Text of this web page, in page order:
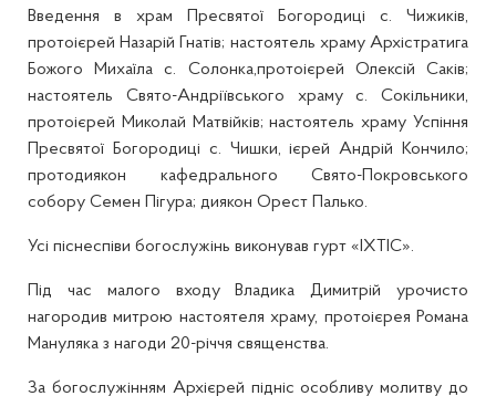
Введення в храм Пресвятої Богородиці с. Чижиків,
протоієрей Назарій Гнатів; настоятель храму Архістратига
Божого Михаїла с. Солонка,протоієрей Олексій Саків;
настоятель Свято-Андріївського храму с. Сокільники,
протоієрей Миколай Матвійків; настоятель храму Успіння
Пресвятої Богородиці с. Чишки, ієрей Андрій Кончило;
протодиякон кафедрального Свято-Покровського
собору Семен Пігура; диякон Орест Палько.
Усі піснеспіви богослужінь виконував гурт «ІХТІС».
Під час малого входу Владика Димитрій урочисто
нагородив митрою настоятеля храму, протоієрея Романа
Мануляка з нагоди 20-річчя священства.
За богослужінням Архієрей підніс особливу молитву до